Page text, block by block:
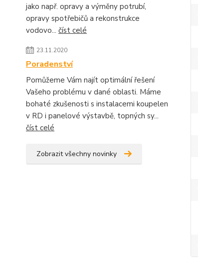
jako např. opravy a výměny potrubí,
opravy spotřebičů a rekonstrukce
vodovo... číst celé
23.11.2020
Poradenství
Pomůžeme Vám najít optimální řešení
Vašeho problému v dané oblasti. Máme
bohaté zkušenosti s instalacemi koupelen
v RD i panelové výstavbě, topných sy...
číst celé
Zobrazit všechny novinky